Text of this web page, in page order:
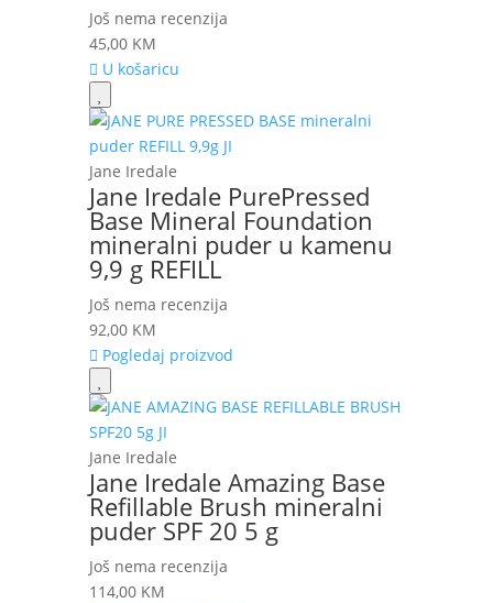
Još nema recenzija
45,00 KM
U košaricu
Jane Iredale
Jane Iredale PurePressed
Base Mineral Foundation
mineralni puder u kamenu
9,9 g REFILL
Još nema recenzija
92,00 KM
Pogledaj proizvod
Jane Iredale
Jane Iredale Amazing Base
Refillable Brush mineralni
puder SPF 20 5 g
Još nema recenzija
114,00 KM